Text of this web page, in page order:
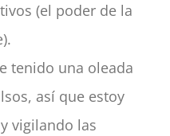
(el poder de la
tenido una oleada
así que estoy
vigilando las